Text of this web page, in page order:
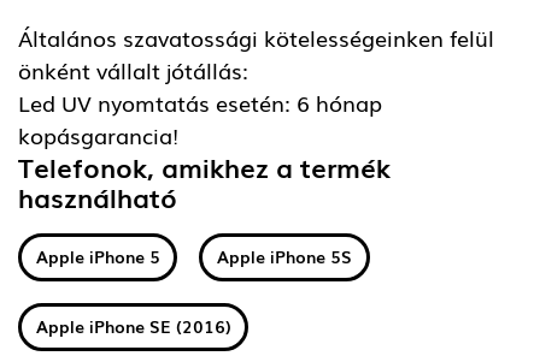
Általános szavatossági kötelességeinken felül
önként vállalt jótállás:
Led UV nyomtatás esetén: 6 hónap
kopásgarancia!
Telefonok, amikhez a termék
használható
Apple iPhone 5 Apple iPhone 5S
Apple iPhone SE (2016)